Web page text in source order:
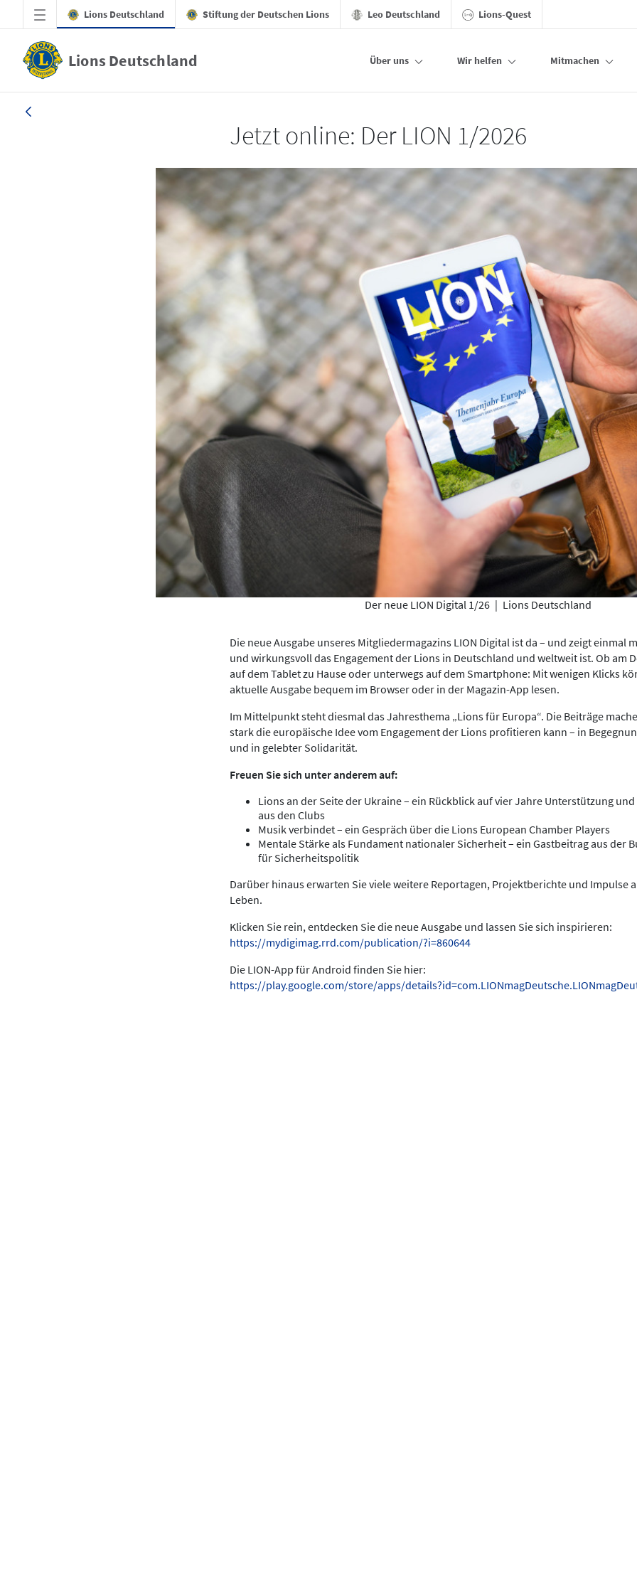
Zum Hauptinhalt springen
Lions Deutschland Stiftung der Deutschen Lions Leo Deutschland Lions-Quest
Lions Deutschland Über uns Wir helfen Mitmachen
Jetzt online: Der LION 1/2026
Der neue LION Digital 1/26 | Lions Deutschland
Die neue Ausgabe unseres Mitgliedermagazins LION Digital ist da – und zeigt einmal
und wirkungsvoll das Engagement der Lions in Deutschland und weltweit ist. Ob am
auf dem Tablet zu Hause oder unterwegs auf dem Smartphone: Mit wenigen Klicks
aktuelle Ausgabe bequem im Browser oder in der Magazin-App lesen.
Im Mittelpunkt steht diesmal das Jahresthema „Lions für Europa“. Die Beiträge
stark die europäische Idee vom Engagement der Lions profitieren kann – in
und in gelebter Solidarität.
Freuen Sie sich unter anderem auf:
Lions an der Seite der Ukraine – ein Rückblick auf vier Jahre Unterstützung
aus den Clubs
Musik verbindet – ein Gespräch über die Lions European Chamber Players
Mentale Stärke als Fundament nationaler Sicherheit – ein Gastbeitrag aus der
für Sicherheitspolitik
Darüber hinaus erwarten Sie viele weitere Reportagen, Projektberichte und Impulse
Leben.
Klicken Sie rein, entdecken Sie die neue Ausgabe und lassen Sie sich inspirieren:
https://mydigimag.rrd.com/publication/?i=860644
Die LION-App für Android finden Sie hier:
https://play.google.com/store/apps/